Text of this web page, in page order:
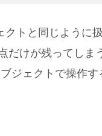
クトと同じように
だけが残ってしま
ジェクトで操作す